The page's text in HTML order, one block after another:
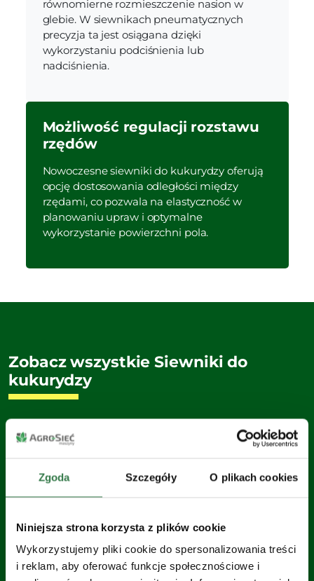
Zgoda Szczegóły O plikach cookies
Niniejsza strona korzysta z plików cookie
Wykorzystujemy pliki cookie do spersonalizowania treści
i reklam, aby oferować funkcje społecznościowe i
równomierne rozmieszczenie nasion w
glebie. W siewnikach pneumatycznych
precyzja ta jest osiągana dzięki
wykorzystaniu podciśnienia lub
nadciśnienia.
Możliwość regulacji rozstawu
rzędów
Nowoczesne siewniki do kukurydzy oferują
opcję dostosowania odległości między
rzędami, co pozwala na elastyczność w
planowaniu upraw i optymalne
wykorzystanie powierzchni pola.
Zobacz wszystkie Siewniki do
kukurydzy